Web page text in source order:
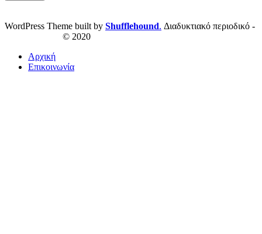
WordPress Theme built by Shufflehound. Διαδυκτιακό περιοδικό -
© 2020
Αρχική
Επικοινωνία